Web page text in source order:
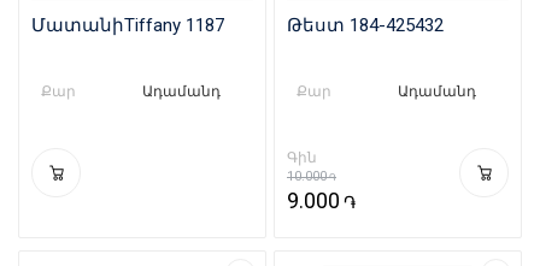
ՄատանիTiffany 1187
Քար Ադամանդ
Թեստ 184-425432
Քար Ադամանդ
Գին
10.000֏
9.000 ֏